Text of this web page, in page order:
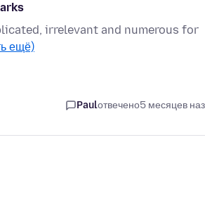
irrelevant and numerous for
ещё)
Paulотвечено5 месяцев